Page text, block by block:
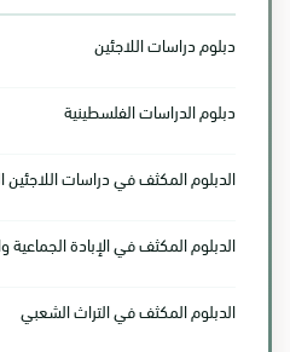
دبلوم دراسات اللاجئين
دبلوم الدراسات الفلسطينية
الدبلوم المكثف في دراسات اللاجئين
الدبلوم المكثف في الإبادة الجماعية
الدبلوم المكثف في التراث الشعبي